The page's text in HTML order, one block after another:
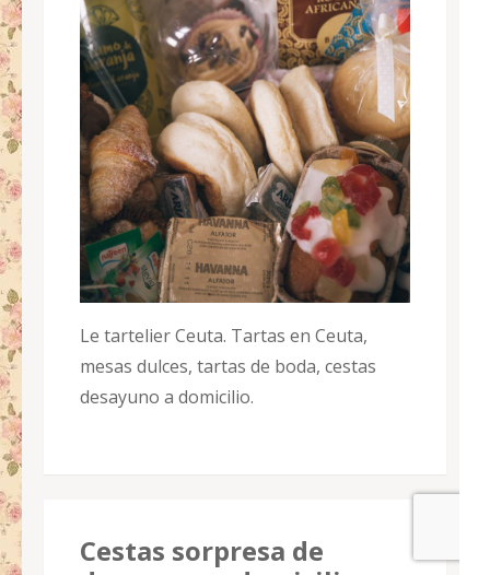
Le tartelier Ceuta. Tartas en Ceuta,
mesas dulces, tartas de boda, cestas
desayuno a domicilio.
Cestas sorpresa de